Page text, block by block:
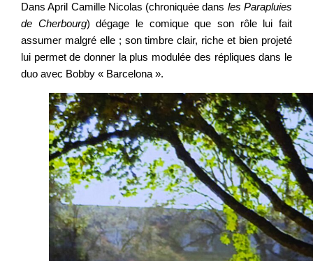
Dans April Camille Nicolas (chroniquée dans les Parapluies
de Cherbourg) dégage le comique que son rôle lui fait
assumer malgré elle ; son timbre clair, riche et bien projeté
lui permet de donner la plus modulée des répliques dans le
duo avec Bobby « Barcelona ».